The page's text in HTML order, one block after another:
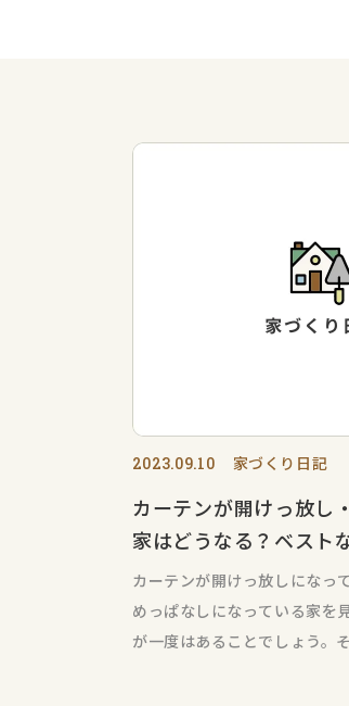
2023.09.10 家づくり日記
カーテンが開けっ放し
家はどうなる？ベスト
に！
カーテンが開けっ放しになっ
めっぱなしになっている家を
が一度はあることでしょう。